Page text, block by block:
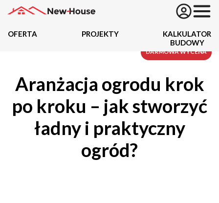
Oferta
Działki
Kredyty
OFERTA PROJEKTY
KALKULATOR
BUDOWY
Aranżacja ogrodu krok
po kroku – jak stworzyć
ładny i praktyczny
ogród?
DARMOWA WYCENA